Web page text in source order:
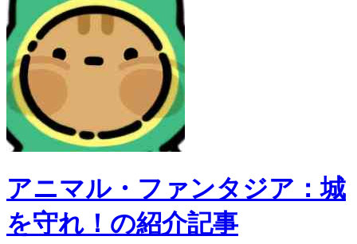
アニマル・ファンタジア：城
を守れ！の紹介記事